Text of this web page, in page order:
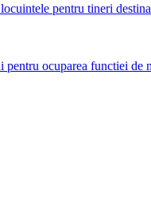
pentru tineri
ocuparea functiei